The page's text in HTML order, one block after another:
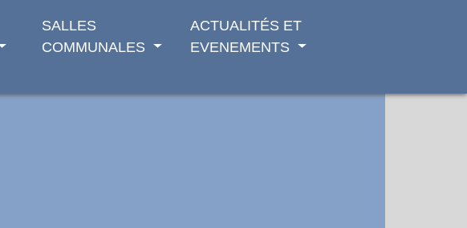
SALLES
COMMUNALES
ACTUALITÉS ET
EVENEMENTS